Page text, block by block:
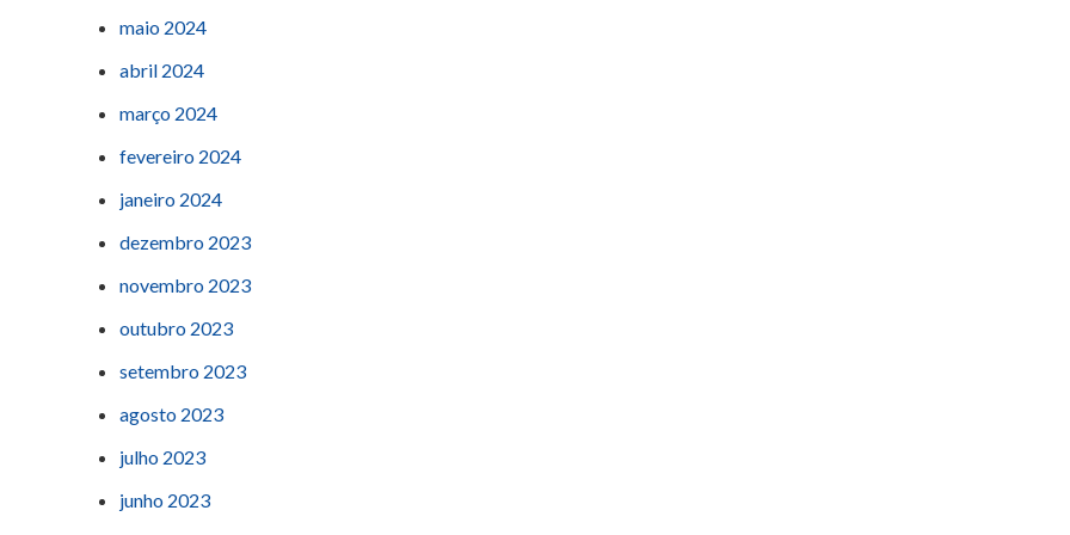
maio 2024
abril 2024
março 2024
fevereiro 2024
janeiro 2024
dezembro 2023
novembro 2023
outubro 2023
setembro 2023
agosto 2023
julho 2023
junho 2023